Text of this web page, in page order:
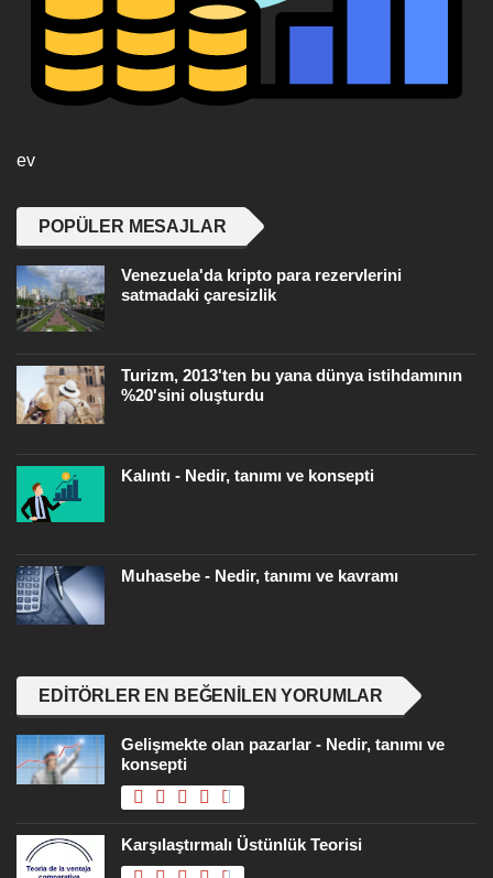
ev
POPÜLER MESAJLAR
Venezuela'da kripto para rezervlerini
satmadaki çaresizlik
Turizm, 2013'ten bu yana dünya istihdamının
%20'sini oluşturdu
Kalıntı - Nedir, tanımı ve konsepti
Muhasebe - Nedir, tanımı ve kavramı
EDITÖRLER EN BEĞENILEN YORUMLAR
Gelişmekte olan pazarlar - Nedir, tanımı ve
konsepti
Karşılaştırmalı Üstünlük Teorisi